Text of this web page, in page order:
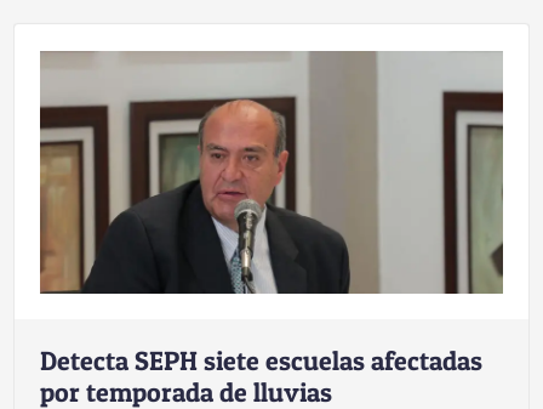
Detecta SEPH siete escuelas afectadas
por temporada de lluvias